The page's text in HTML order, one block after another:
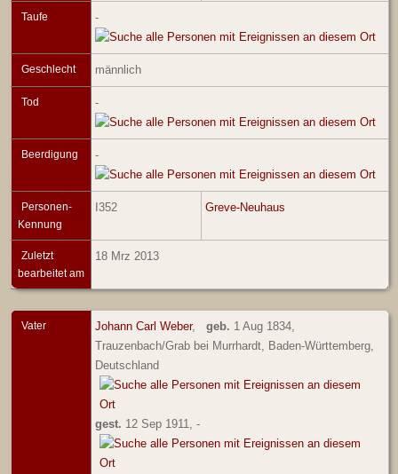
Taufe -
Geschlecht männlich
Tod -
Beerdigung -
Personen-
Kennung
I352 Greve-Neuhaus
Zuletzt
bearbeitet am
18 Mrz 2013
Vater Johann Carl Weber, geb. 1 Aug 1834,
Trauzenbach/Grab bei Murrhardt, Baden-Württemberg,
Deutschland
gest. 12 Sep 1911, -